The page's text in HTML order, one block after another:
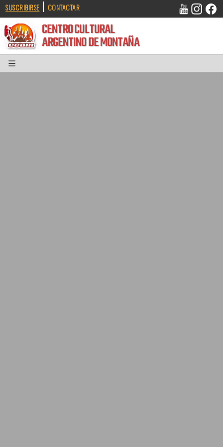
SUSCRIBIRSE | CONTACTAR
CENTRO CULTURAL
ARGENTINO DE MONTAÑA